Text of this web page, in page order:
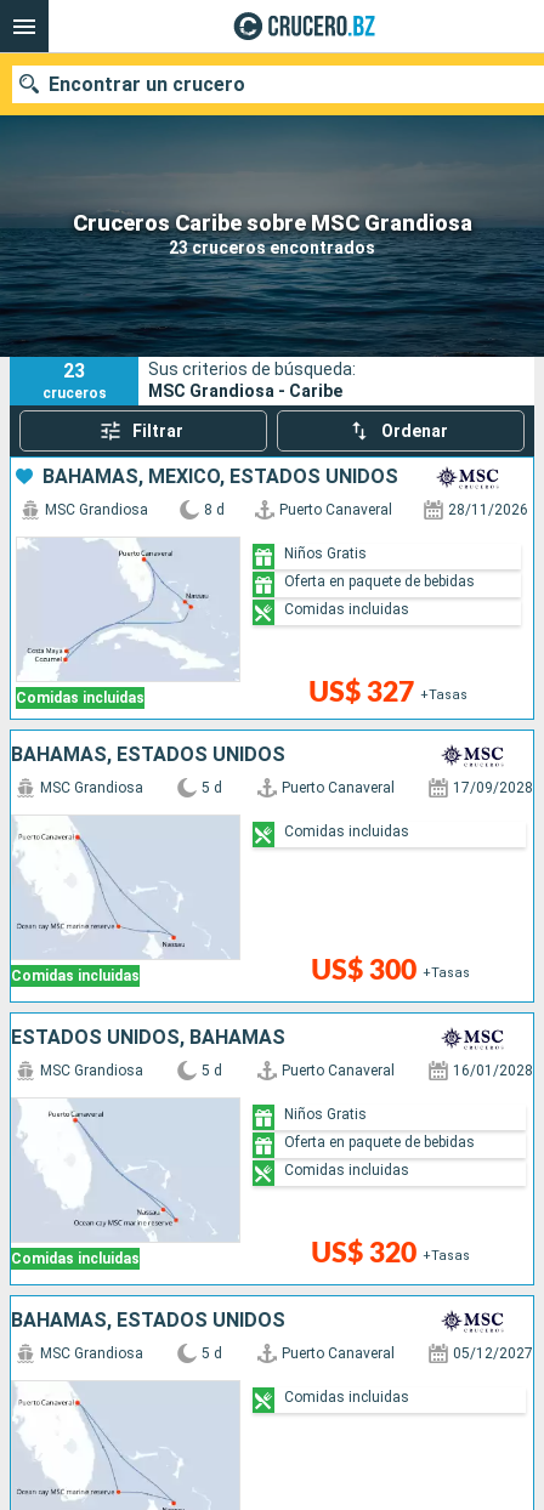
Cruceros Caribe sobre MSC Grandiosa
23 cruceros encontrados
Encontrar un crucero
Nuestros destinos
Fecha de salida
Puertos Compañías
Buscar
23
cruceros
Sus criterios de búsqueda:
MSC Grandiosa - Caribe
Filtrar Ordenar
BAHAMAS, MÉXICO, ESTADOS UNIDOS
Comidas incluidas
MSC Grandiosa 8 d Puerto Canaveral 28/11/2026
US$ 327 +Tasas
Niños Gratis
Oferta en paquete de bebidas
Comidas incluidas
BAHAMAS, ESTADOS UNIDOS
Comidas incluidas
MSC Grandiosa 5 d Puerto Canaveral 17/09/2028
US$ 300 +Tasas
Comidas incluidas
ESTADOS UNIDOS, BAHAMAS
Comidas incluidas
MSC Grandiosa 5 d Puerto Canaveral 16/01/2028
US$ 320 +Tasas
Niños Gratis
Oferta en paquete de bebidas
Comidas incluidas
BAHAMAS, ESTADOS UNIDOS
MSC Grandiosa 5 d Puerto Canaveral 05/12/2027
Comidas incluidas